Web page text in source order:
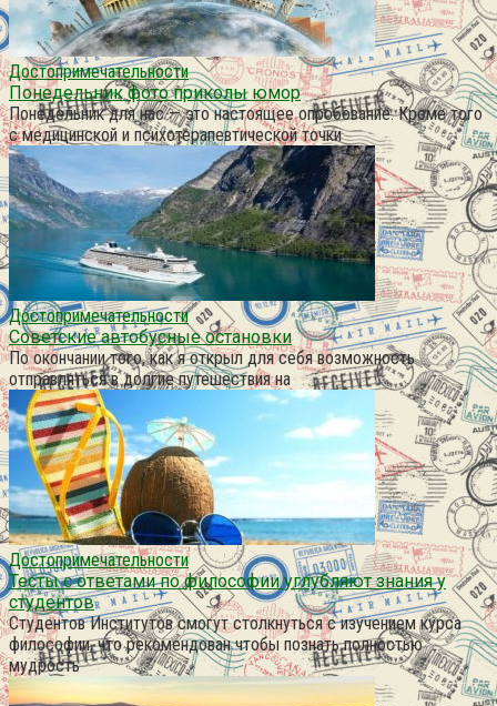
Достопримечательности
Понедельник фото приколы юмор
Понедельник для нас — это настоящее опробование. Кроме того
с медицинской и психотерапевтической точки
Достопримечательности
Советские автобусные остановки
По окончании того, как я открыл для себя возможность
отправляться в долгие путешествия на
Достопримечательности
Тесты с ответами по философии углубляют знания у
студентов
Студентов Институтов смогут столкнуться с изучением курса
философии, что рекомендован чтобы познать полностью
мудрость